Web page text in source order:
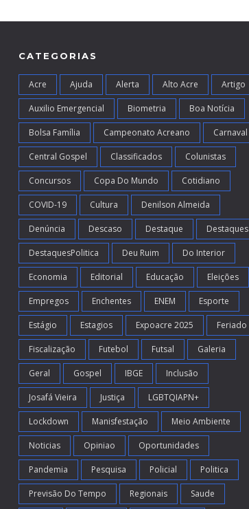
CATEGORIAS
Acre Ajuda Alerta Alto Acre Artigo
Auxilio Emergencial Biometria Boa Notícia
Bolsa Família Campeonato Acreano Carnaval
Central Gospel Classificados Colunistas
Concursos Copa Do Mundo Cotidiano
COVID-19 Cultura Denilson Almeida
Denúncia Descaso Destaque Destaques
DestaquesPolitica Deu Ruim Do Interior
Economia Editorial Educação Eleições
Empregos Enchentes ENEM Esporte
Estágio Estagios Expoacre 2025 Feriado
Fiscalização Futebol Futsal Galeria
Geral Gospel IBGE Inclusão
Josafá Vieira Justiça LGBTQIAPN+
Lockdown Manisfestação Meio Ambiente
Noticias Opiniao Oportunidades
Pandemia Pesquisa Policial Politica
Previsão Do Tempo Regionais Saude